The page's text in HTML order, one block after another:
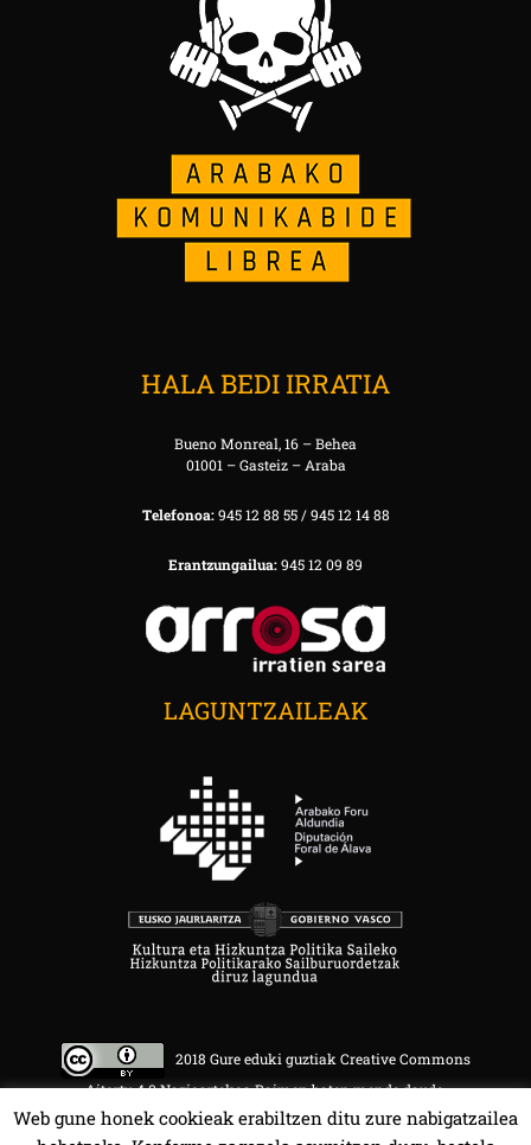
HALA BEDI IRRATIA
Bueno Monreal, 16 – Behea
01001 – Gasteiz – Araba
Telefonoa:945 12 88 55 / 945 12 14 88
Erantzungailua:945 12 09 89
LAGUNTZAILEAK
2018 Gure eduki guztiak Creative Commons
Aitortu 4.0 Nazioartekoa Baimen baten mende daude.
Web gune honek cookieak erabiltzen ditu zure nabigatzailea